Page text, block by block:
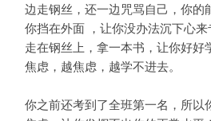
边走钢丝，还一边咒骂自己，你的
你挡在外面 ，让你没办法沉下心来
走在钢丝上，拿一本书，让你好
焦虑，越焦虑，越学不进去。
你之前还考到了全班第一名，所以